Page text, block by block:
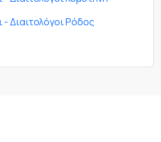
Διαιτολόγοι Ρόδος